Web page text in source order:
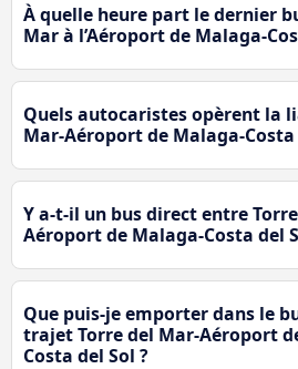
À quelle heure part le dernier
Mar à l’Aéroport de Malaga-
Quels autocaristes opèrent la
Mar-Aéroport de Malaga-Costa
Y a-t-il un bus direct entre
Aéroport de Malaga-Costa del
Que puis-je emporter dans le
trajet Torre del Mar-Aéroport
Costa del Sol ?